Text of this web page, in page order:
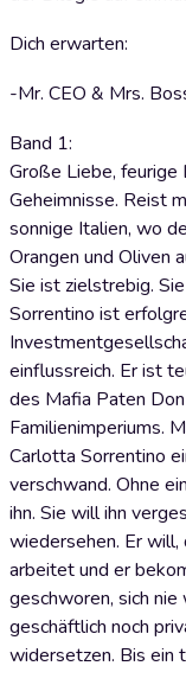
Dich erwarten:
-Mr. CEO & Mrs.
Band 1:
Große Liebe, feurige
Geheimnisse. Reist
sonnige Italien, wo
Orangen und Oliven
Sie ist zielstrebig.
Sorrentino ist
einflussreich. Er ist
des Mafia Paten
Familienimperiums.
Carlotta Sorrentino
verschwand. Ohne
ihn. Sie will ihn
wiedersehen. Er will,
arbeitet und er
geschworen, sich
geschäftlich noch
widersetzen. Bis ein